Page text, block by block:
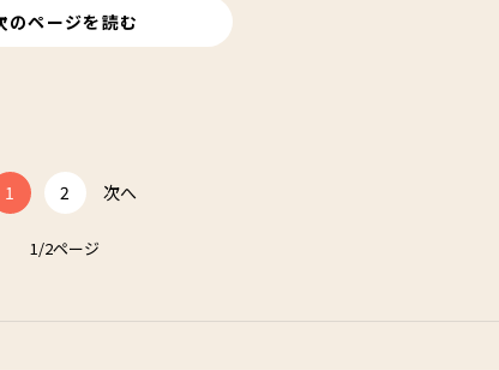
のページを読む
1 2 次へ
1/2ページ